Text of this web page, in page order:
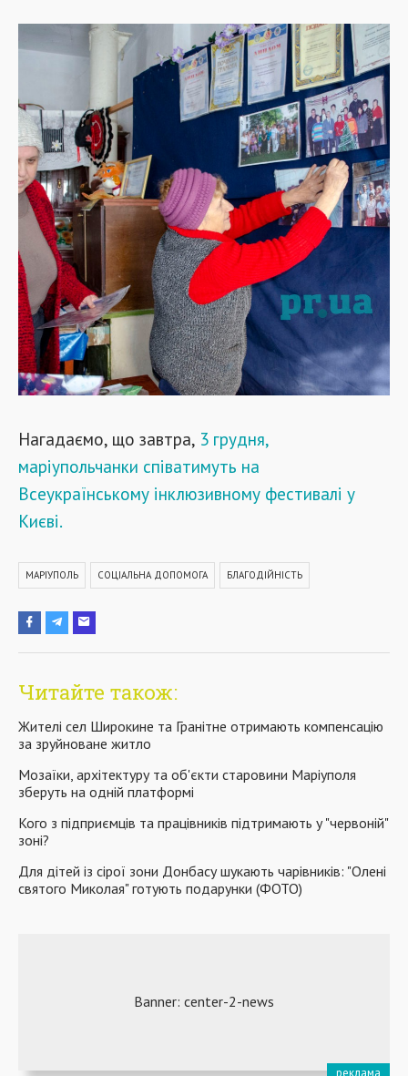
Нагадаємо, що завтра, 3 грудня,
маріупольчанки співатимуть на
Всеукраїнському інклюзивному фестивалі у
Києві.
МАРІУПОЛЬ СОЦІАЛЬНА ДОПОМОГА БЛАГОДІЙНІСТЬ
Читайте також:
Жителі сел Широкине та Гранітне отримають компенсацію
за зруйноване житло
Мозаїки, архітектуру та об'єкти старовини Маріуполя
зберуть на одній платформі
Кого з підприємців та працівників підтримають у "червоній"
зоні?
Для дітей із сірої зони Донбасу шукають чарівників: "Олені
святого Миколая" готують подарунки (ФОТО)